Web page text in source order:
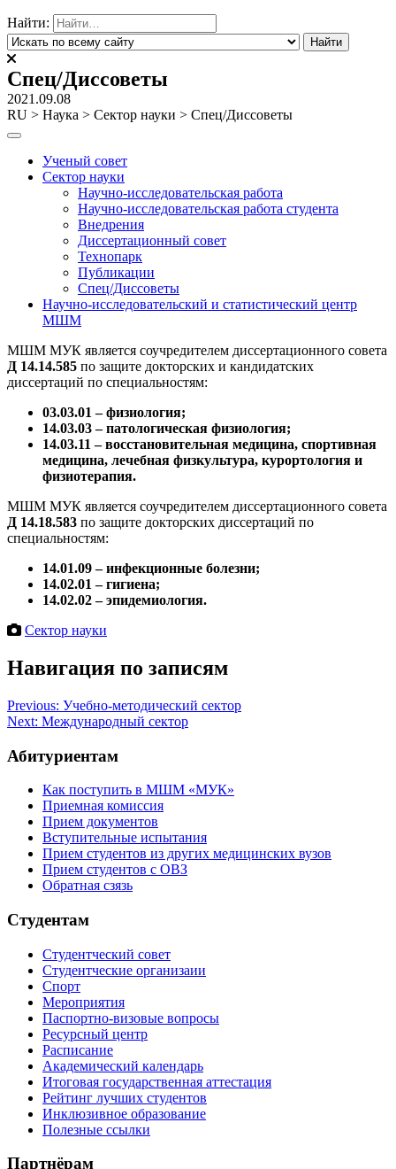
Найти:
Спец/Диссоветы
2021.09.08
RU > Наука > Сектор науки > Спец/Диссоветы
Ученый совет
Сектор науки
Научно-исследовательская работа
Научно-исследовательская работа студента
Внедрения
Диссертационный совет
Технопарк
Публикации
Спец/Диссоветы
Научно-исследовательский и статистический центр
МШМ
МШМ МУК является соучредителем диссертационного совета
Д 14.14.585 по защите докторских и кандидатских
диссертаций по специальностям:
03.03.01 – физиология;
14.03.03 – патологическая физиология;
14.03.11 – восстановительная медицина, спортивная
медицина, лечебная физкультура, курортология и
физиотерапия.
МШМ МУК является соучредителем диссертационного совета
Д 14.18.583 по защите докторских диссертаций по
специальностям:
14.01.09 – инфекционные болезни;
14.02.01 – гигиена;
14.02.02 – эпидемиология.
Сектор науки
Навигация по записям
Previous: Учебно-методический сектор
Next: Международный сектор
Абитуриентам
Как поступить в МШМ «МУК»
Приемная комиссия
Прием документов
Вступительные испытания
Прием студентов из других медицинских вузов
Прием студентов с ОВЗ
Обратная сзязь
Студентам
Студентческий совет
Студентческие организаии
Спорт
Мероприятия
Паспортно-визовые вопросы
Ресурсный центр
Расписание
Академический календарь
Итоговая государственная аттестация
Рейтинг лучших студентов
Инклюзивное образование
Полезные ссылки
Партнёрам